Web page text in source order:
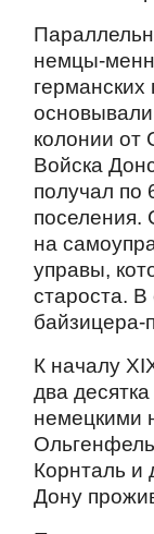
немцы-
колонии от
Войска
получал по
поселения.
на
управы,
староста.
байзицера-
К началу
два
немецкими
Корнталь и
Дону